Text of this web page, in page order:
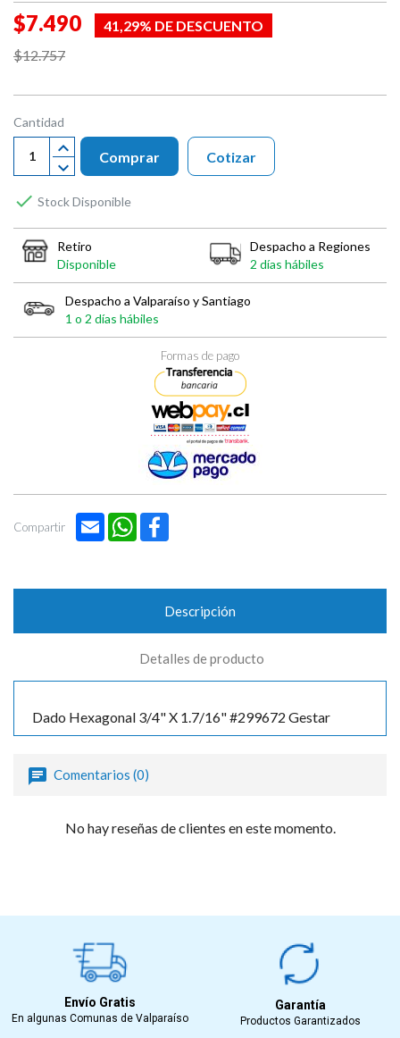
$7.490
41,29% DE DESCUENTO
$12.757
Cantidad
Comprar
 Stock Disponible
Cotizar
Retiro
Disponible
Despacho a Regiones
2 días hábiles
Despacho a Valparaíso y Santiago
1 o 2 días hábiles
Formas de pago
Compartir Email WhatsApp
Descripción
Detalles de producto
Dado Hexagonal 3/4" X 1.7/16" #299672 Gestar
Comentarios (0)
No hay reseñas de clientes en este momento.
Envío Gratis
En algunas Comunas de Valparaíso
Garantía
Productos Garantizados